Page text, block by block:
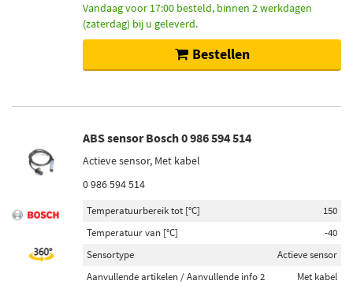
Vandaag voor 17:00 besteld, binnen 2 werkdagen
(zaterdag) bij u geleverd.
Bestellen
ABS sensor Bosch 0 986 594 514
Actieve sensor, Met kabel
0 986 594 514
Temperatuurbereik tot [°C]
150
Temperatuur van [°C]
-40
Sensortype
Actieve sensor
Aanvullende artikelen / Aanvullende info 2
Met kabel